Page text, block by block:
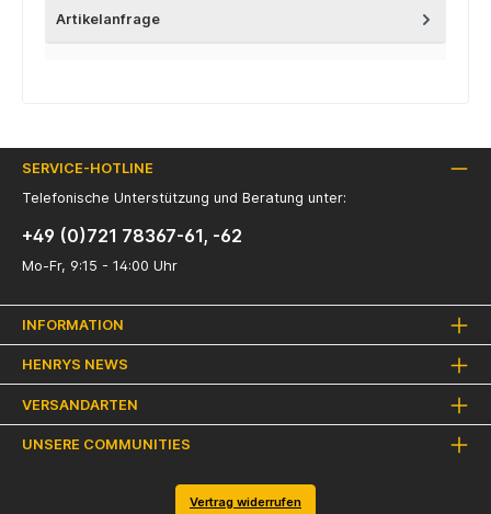
Artikelanfrage
SERVICE-HOTLINE
Telefonische Unterstützung und Beratung unter:
+49 (0)721 78367-61, -62
Mo-Fr, 9:15 - 14:00 Uhr
INFORMATION
HENRYS NEWS
VERSANDARTEN
UNSERE COMMUNITIES
Vertrag widerrufen